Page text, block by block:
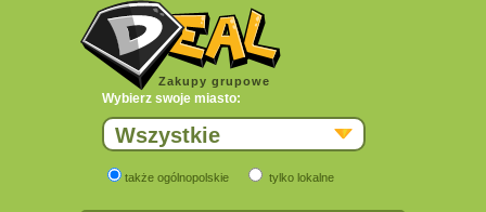
Zakupy grupowe
Wybierz swoje miasto:
Wszystkie
także ogólnopolskie tylko lokalne